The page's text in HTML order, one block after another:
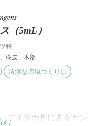
（5mL）
科
樹皮、木部
清潔な環境づくりに
アイダホ州にあるヤン